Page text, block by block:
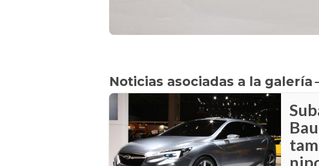
Noticias asociadas a la galería